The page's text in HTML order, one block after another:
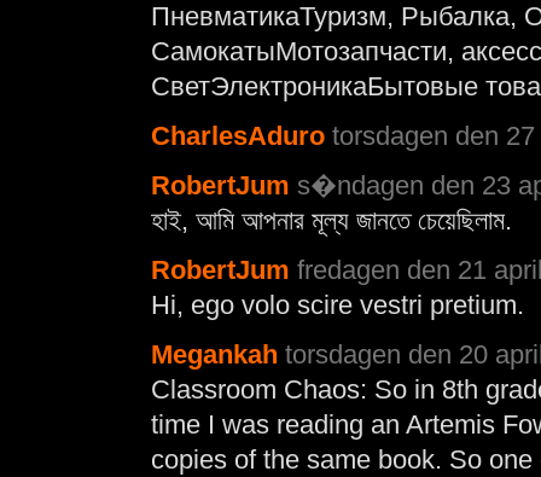
ПневматикаТуризм, Рыбалка,
СамокатыМотозапчасти,
СветЭлектроникаБытовые
CharlesAduro torsdagen den
RobertJum s�ndagen den 23
হাই, আমি আপনার মূল্য জানতে চেয়েছিলাম.
RobertJum fredagen den 21
Hi, ego volo scire vestri pretium.
Megankah torsdagen den 20
Classroom Chaos: So in 8th
time I was reading an Artemis
copies of the same book. So